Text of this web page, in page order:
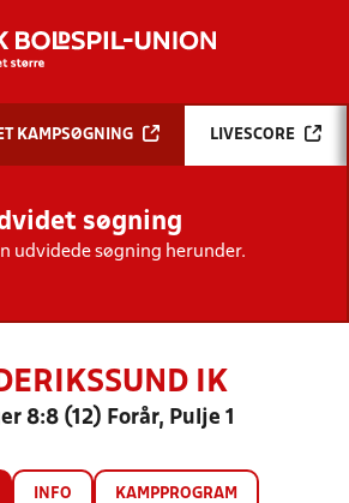
Hvad vil du søge efter?
INDHOLD OG NYHEDER
RESULTATER, KLUBBER OG
HOLD
KAMPSØGNING LIVESCORE
søgning
udvidede søgning herunder.
IK
8:8 (12) Forår, Pulje 1
INFO KAMPPROGRAM